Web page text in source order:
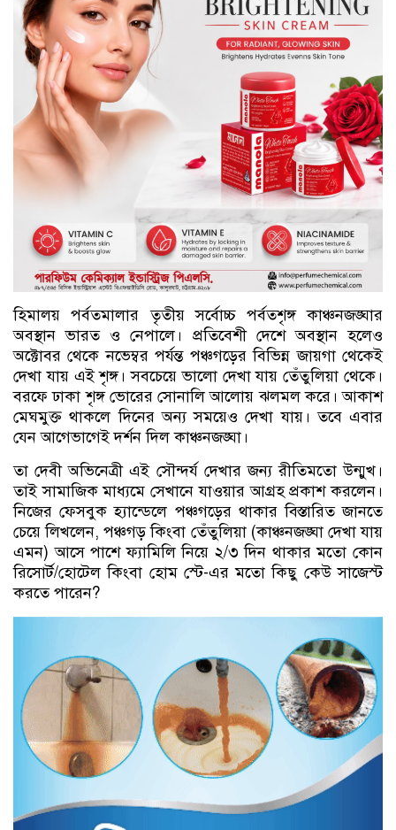
হিমালয় পর্বতমালার তৃতীয় সর্বোচ্চ পর্বতশৃঙ্গ কাঞ্চনজঙ্ঘার
অবস্থান ভারত ও নেপালে। প্রতিবেশী দেশে অবস্থান হলেও
অক্টোবর থেকে নভেম্বর পর্যন্ত পঞ্চগড়ের বিভিন্ন জায়গা থেকেই
দেখা যায় এই শৃঙ্গ। সবচেয়ে ভালো দেখা যায় তেঁতুলিয়া থেকে।
বরফে ঢাকা শৃঙ্গ ভোরের সোনালি আলোয় ঝলমল করে। আকাশ
মেঘমুক্ত থাকলে দিনের অন্য সময়েও দেখা যায়। তবে এবার
যেন আগেভাগেই দর্শন দিল কাঞ্চনজঙ্ঘা।
তা দেবী অভিনেত্রী এই সৌন্দর্য দেখার জন্য রীতিমতো উন্মুখ।
তাই সামাজিক মাধ্যমে সেখানে যাওয়ার আগ্রহ প্রকাশ করলেন।
নিজের ফেসবুক হ্যান্ডেলে পঞ্চগড়ের থাকার বিস্তারিত জানতে
চেয়ে লিখলেন, পঞ্চগড় কিংবা তেঁতুলিয়া (কাঞ্চনজঙ্ঘা দেখা যায়
এমন) আসে পাশে ফ‍্যামিলি নিয়ে ২/৩ দিন থাকার মতো কোন
রিসোর্ট/হোটেল কিংবা হোম স্টে-এর মতো কিছু কেউ সাজেস্ট
করতে পারেন?